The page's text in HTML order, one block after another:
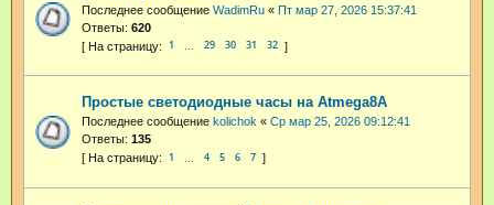
Последнее сообщение WadimRu « Пт мар 27, 2026 15:37:41
Ответы: 620
1 29 30 31 32
Простые светодиодные часы на Atmega8A
Последнее сообщение kolichok « Ср мар 25, 2026 09:12:41
Ответы: 135
1 4 5 6 7